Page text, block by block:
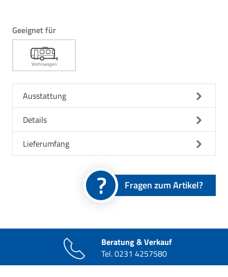
Geeignet für
Wohnwagen
Ausstattung
Details
Lieferumfang
Fragen zum Artikel?
Beratung & Verkauf
Tel.0231 4257580